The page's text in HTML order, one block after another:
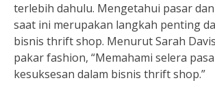
terlebih dahulu. Mengetahui pasar
saat ini merupakan langkah penting
bisnis thrift shop. Menurut Sarah
pakar fashion, “Memahami selera
kesuksesan dalam bisnis thrift shop.”